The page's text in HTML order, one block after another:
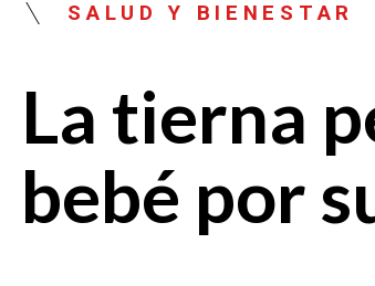
SALUD Y BIENESTAR
La tierna
bebé por